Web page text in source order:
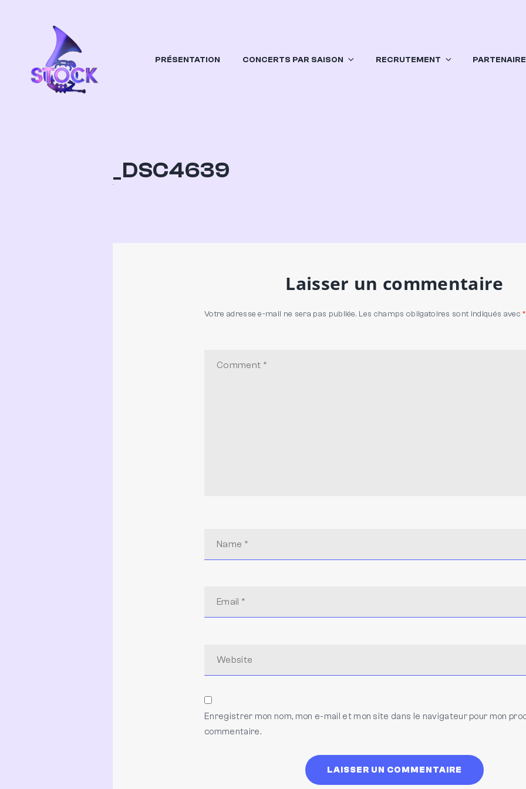
STOCKPRÉSENTATION CONCERTS PAR SAISON RECRUTEMENT
_DSC4639
Laisser un commentaire
Votre adresse e-mail ne sera pas publiée. Les champs obligatoires sont indiqués avec*
Enregistrer mon nom, mon e-mail et mon site dans le navigateur pour mon
commentaire.